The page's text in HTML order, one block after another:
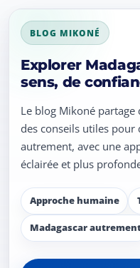
BLOG MIKONÉ
Explorer
sens, de
Le blog Mikoné
des conseils utiles pour
autrement, avec une
éclairée et plus
Approche humaine
Madagascar